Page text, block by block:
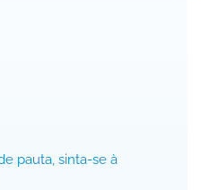
pauta, sinta-se à